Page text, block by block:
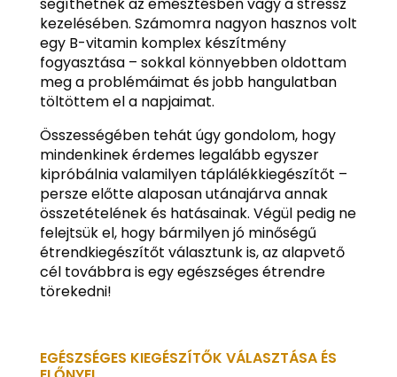
kezelésében. Számomra nagyon hasznos volt
egy B-vitamin komplex készítmény
fogyasztása – sokkal könnyebben oldottam
meg a problémáimat és jobb hangulatban
töltöttem el a napjaimat.
Összességében tehát úgy gondolom, hogy
mindenkinek érdemes legalább egyszer
kipróbálnia valamilyen táplálékkiegészítőt –
persze előtte alaposan utánajárva annak
összetételének és hatásainak. Végül pedig ne
felejtsük el, hogy bármilyen jó minőségű
étrendkiegészítőt választunk is, az alapvető
cél továbbra is egy egészséges étrendre
törekedni!
EGÉSZSÉGES KIEGÉSZÍTŐK VÁLASZTÁSA ÉS